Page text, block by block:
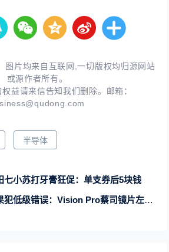
图片均来自互联网,一切版权均归源网站
或源作者所有。
益请来信告知我们删除。邮箱：
半导体
七小苏打牙膏狂促：单支券后5块钱
低级错误：Vision Pro蔡司镜片左右装反